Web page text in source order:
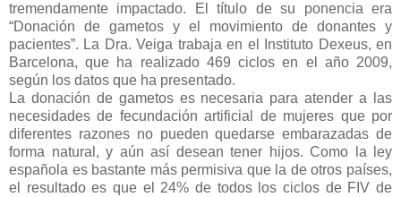
tremendamente impactado. El título de su ponencia era
“Donación de gametos y el movimiento de donantes y
pacientes”. La Dra. Veiga trabaja en el Instituto Dexeus, en
Barcelona, que ha realizado 469 ciclos en el año 2009,
según los datos que ha presentado.
La donación de gametos es necesaria para atender a las
necesidades de fecundación artificial de mujeres que por
diferentes razones no pueden quedarse embarazadas de
forma natural, y aún así desean tener hijos. Como la ley
española es bastante más permisiva que la de otros países,
el resultado es que el 24% de todos los ciclos de FIV de